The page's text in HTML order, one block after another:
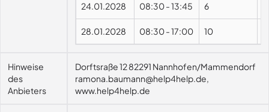
24.01.2028 08:30-13:45 6
28.01.2028 08:30-17:00 10
Hinweise
des
Anbieters
Dorftsraße 12 82291 Nannhofen/Mammendorf
ramona.baumann@help4help.de,
www.help4help.de